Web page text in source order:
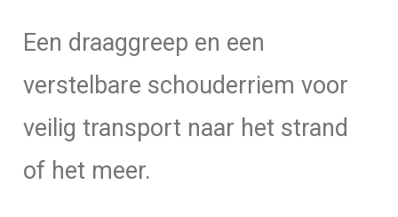
Een draaggreep en een
verstelbare schouderriem voor
veilig transport naar het strand
of het meer.